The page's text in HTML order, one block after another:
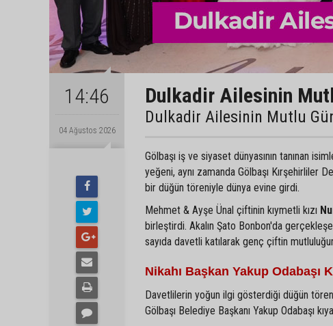
14:46
04 Ağustos 2026
Dulkadir Ailesinin
Dulkadir Ailesinin Mutlu
Gölbaşı iş ve siyaset dünyasının tanınan
yeğeni, aynı zamanda Gölbaşı Kırşehirliler
bir düğün töreniyle dünya evine girdi.
Mehmet & Ayşe Ünal çiftinin kıymetli kızı
birleştirdi. Akalın Şato Bonbon'da
sayıda davetli katılarak genç çiftin
Nikahı Başkan Yakup Odabaşı
Davetlilerin yoğun ilgi gösterdiği düğün
Gölbaşı Belediye Başkanı Yakup Odabaşı